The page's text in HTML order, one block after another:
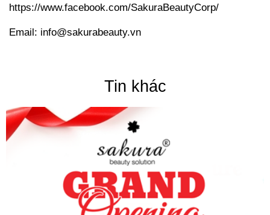
https://www.facebook.com/SakuraBeautyCorp/
Email: info@sakurabeauty.vn
Tin khác